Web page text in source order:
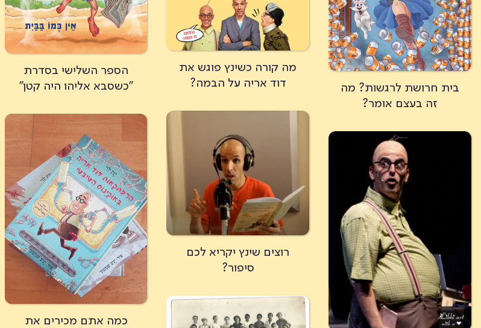
הספר השלישי בסדרת
"כשסבא אליהו היה קטן"
בית חרושת לרגשות? מה
זה בעצם אומר?
מה קורה כשינץ פוגש את
דוד אריה על הבמה?
רוצים שינץ יקריא לכם
סיפור?
כמה אתם מכירים את